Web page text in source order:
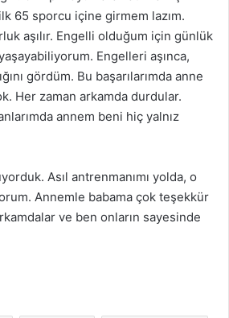
65 sporcu içine girmem lazım.
aşılır. Engelli olduğum için günlük
Engelleri aşınca,
gördüm. Bu başarılarımda anne
Her zaman arkamda durdular.
annem beni hiç yalnız
Asıl antrenmanımı yolda, o
Annemle babama çok teşekkür
ve ben onların sayesinde